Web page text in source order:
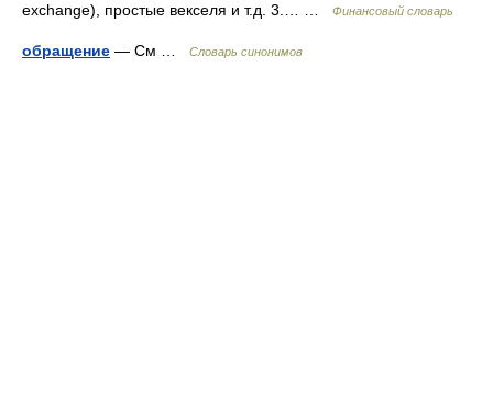
exchange), простые векселя и т.д. 3.… …
Финансовый словарь
обращение — См … Словарь синонимов